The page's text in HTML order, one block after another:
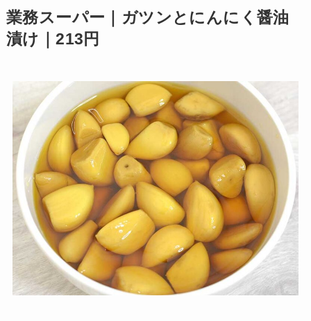
業務スーパー｜ガツンとにんにく醤油
漬け｜213円